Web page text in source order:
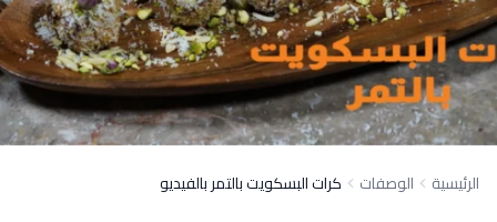
الرئيسية الوصفات كرات البسكويت بالتمر بالفيديو